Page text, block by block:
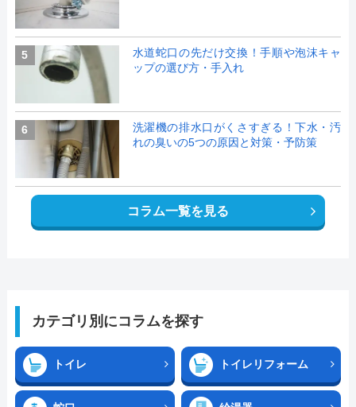
5
水道蛇口の先だけ交換！手順や泡沫キャ
ップの選び方・手入れ
6
洗濯機の排水口がくさすぎる！下水・汚
れの臭いの5つの原因と対策・予防策
コラム一覧を見る
カテゴリ別にコラムを探す
トイレ トイレリフォーム